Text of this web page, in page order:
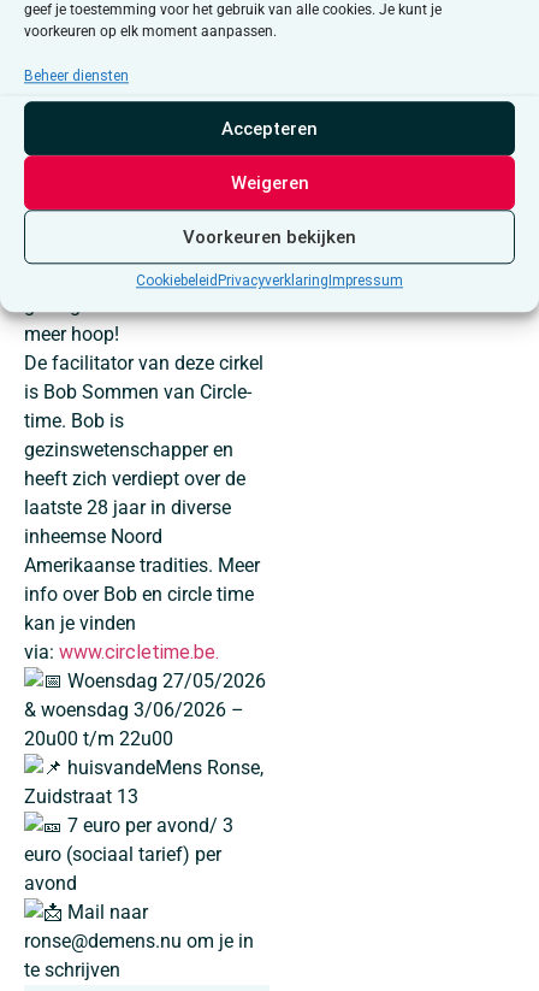
geef je toestemming voor het gebruik van alle cookies. Je kunt je
voorkeuren op elk moment aanpassen.
Beheer diensten
Accepteren
Weigeren
Voorkeuren bekijken
Cookiebeleid Privacyverklaring Impressum
persoonlijk, relationeel en
verwelkomend is.
Kortom, voel je welkom om
deel uit te maken van een
plek waar verbinding en
afstand tussen mensen mag
bestaan maar ook even kan
wegsmelten. Het vraagt
soms een tikkel moed en een
sprankel hoop…en het
meer hoop!
De facilitator van deze cirkel
is Bob Sommen van Circle-
time. Bob is
gezinswetenschapper en
heeft zich verdiept over de
laatste 28 jaar in diverse
inheemse Noord
Amerikaanse tradities. Meer
info over Bob en circle time
kan je vinden
via: www.circletime.be.
Woensdag 27/05/2026
& woensdag 3/06/2026 –
20u00 t/m 22u00
huisvandeMens Ronse,
Zuidstraat 13
7 euro per avond/ 3
euro (sociaal tarief) per
avond
Mail naar
ronse@demens.nu om je in
te schrijven